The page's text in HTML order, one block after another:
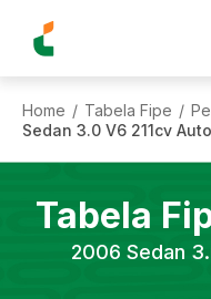
Home / Tabela Fipe /
Sedan 3.0 V6 211cv
Tabela
2006 Sedan